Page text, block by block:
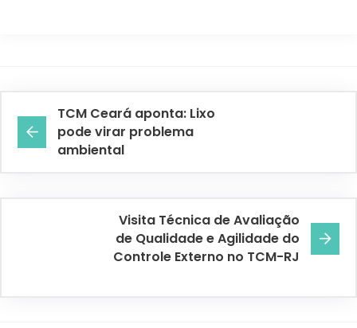
TCM Ceará aponta: Lixo
pode virar problema
ambiental
Visita Técnica de Avaliação
de Qualidade e Agilidade do
Controle Externo no TCM-RJ